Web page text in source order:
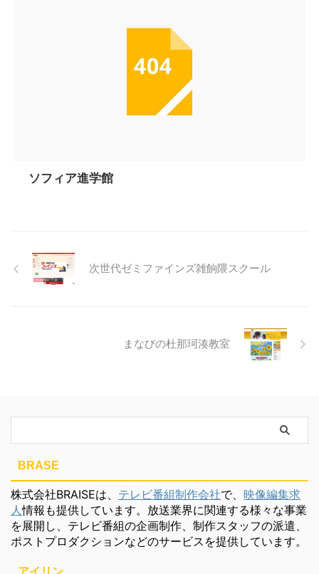
ソフィア進学館
次世代ゼミファインズ雑餉隈スクール
まなびの杜那珂湊教室
BRASE
株式会社BRAISEは、 テレビ番組制作会社で、 映像編集求
人情報も提供しています。放送業界に関連する様々な事業
を展開し、テレビ番組の企画制作、制作スタッフの派遣、
ポストプロダクションなどのサービスを提供しています。
アイリン